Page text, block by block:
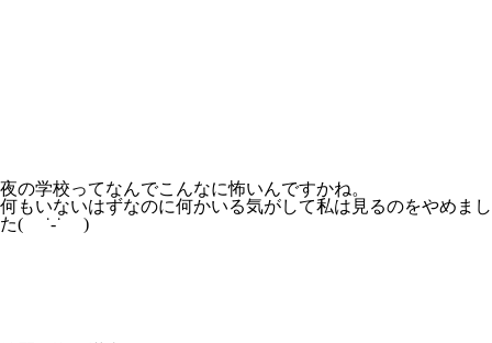
夜の学校ってなんでこんなに怖いんですかね。
何もいないはずなのに何かいる気がして私は見るのをやめまし
た( ˙-˙ )